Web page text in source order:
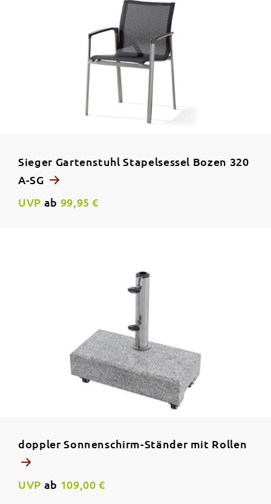
Sieger Gartenstuhl Stapelsessel Bozen 320
A-SG
UVP ab 99,95 €
doppler Sonnenschirm-Ständer mit Rollen
UVP ab 109,00 €